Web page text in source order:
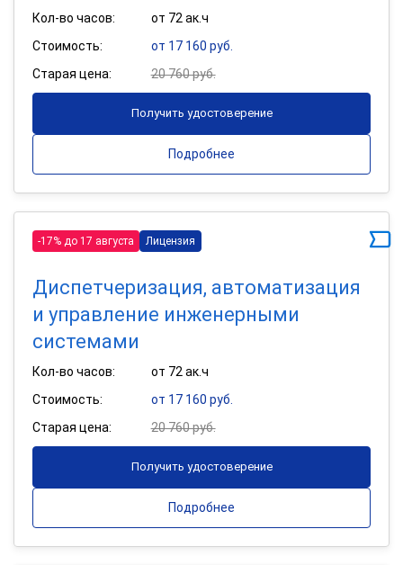
Кол-во часов:
от 72 ак.ч
Стоимость:
от 17 160 руб.
Старая цена:
20 760 руб.
Получить удостоверение
Подробнее
-17% до 17 августа Лицензия
Диспетчеризация, автоматизация
и управление инженерными
системами
Кол-во часов:
от 72 ак.ч
Стоимость:
от 17 160 руб.
Старая цена:
20 760 руб.
Получить удостоверение
Подробнее